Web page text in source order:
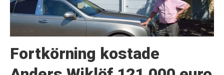
Fortkörning kostade